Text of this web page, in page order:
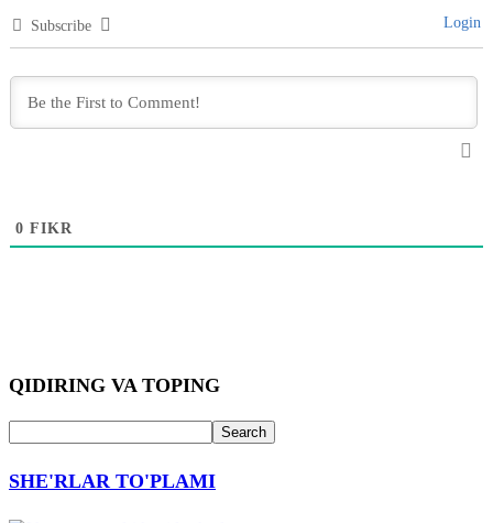
Subscribe Login
0 FIKR
QIDIRING VA TOPING
SHE'RLAR TO'PLAMI